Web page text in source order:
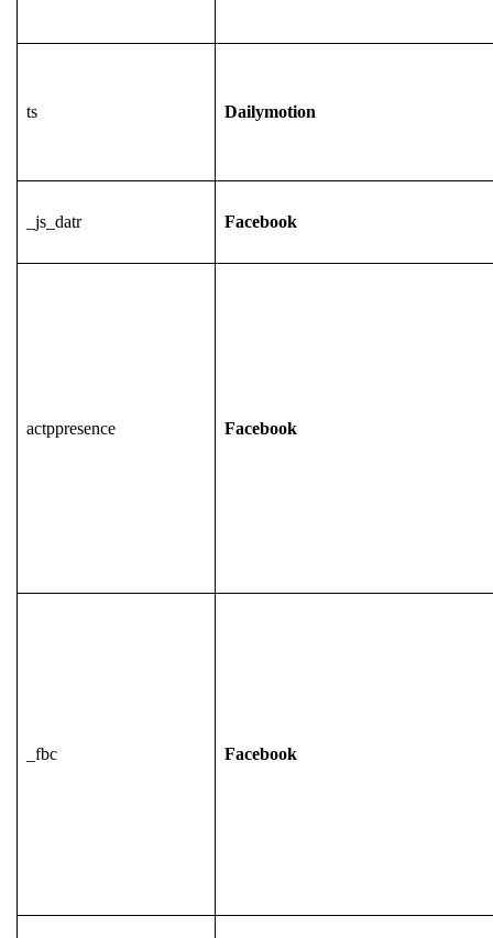
ts Dailymotion
_js_datr Facebook
actppresence Facebook
_fbc Facebook